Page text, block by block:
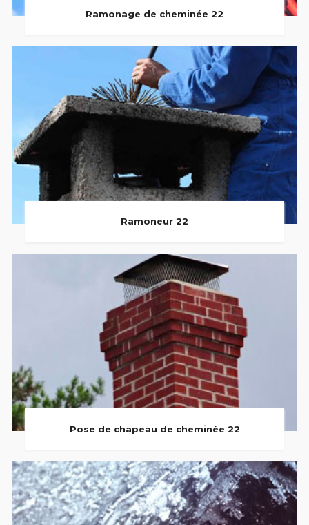
Ramonage de cheminée 22
Ramoneur 22
Pose de chapeau de cheminée 22